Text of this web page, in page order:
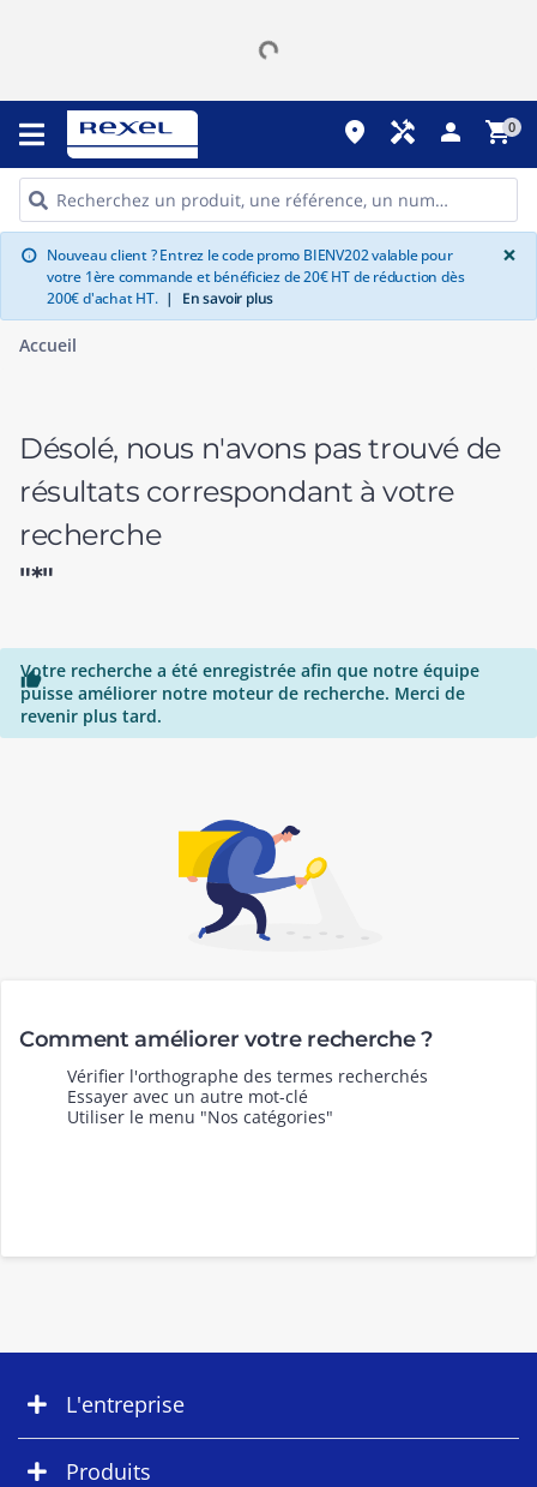
place handyman person shopping_cart0
info Nouveau client ? Entrez le code promo BIENV202 valable pour
votre 1ère commande et bénéficiez de 20€ HT de réduction dès
200€ d'achat HT. | En savoir plus
×
Accueil
Désolé, nous n'avons pas trouvé de
résultats correspondant à votre
recherche
"*"

Votre recherche a été enregistrée afin que notre équipe
puisse améliorer notre moteur de recherche. Merci de
revenir plus tard.
Comment améliorer votre recherche ?
Vérifier l'orthographe des termes recherchés
Essayer avec un autre mot-clé
Utiliser le menu "Nos catégories"
L'entreprise
Produits